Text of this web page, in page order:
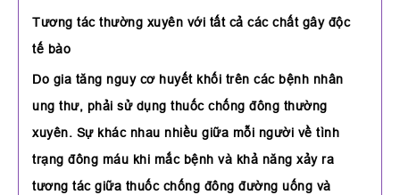
Tương tác thường xuyên với tất cả các chất gây độc
tế bào
Do gia tăng nguy cơ huyết khối trên các bệnh nhân
ung thư, phải sử dụng thuốc chống đông thường
xuyên. Sự khác nhau nhiều giữa mỗi người về tình
trạng đông máu khi mắc bệnh và khả năng xảy ra
tương tác giữa thuốc chống đông đường uống và